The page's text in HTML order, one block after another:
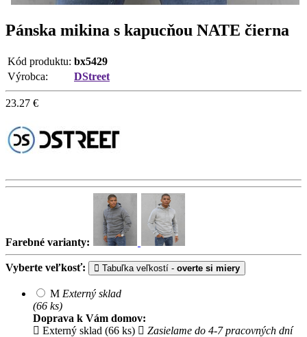
Pánska mikina s kapucňou NATE čierna
Kód produktu: bx5429
Výrobca:
DStreet
23.27 €
Farebné varianty:
Vyberte veľkosť: Tabuľka veľkostí - overte si miery
M Externý sklad
(66 ks)
Doprava k Vám domov:
Externý sklad (66 ks)
Zasielame do 4-7 pracovných dní